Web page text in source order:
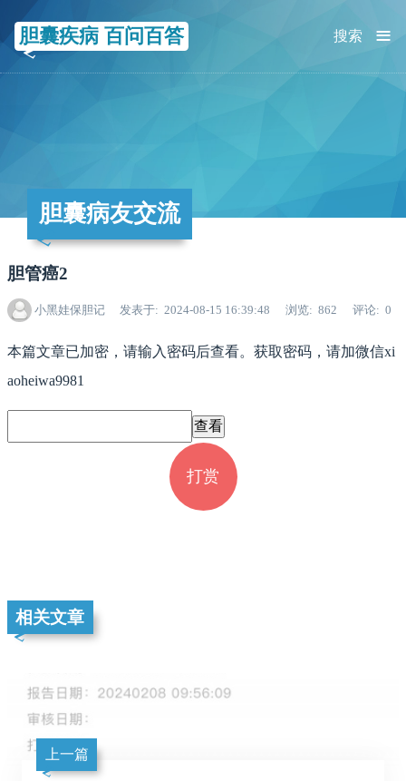
胆囊疾病 百问百答 ≡
搜索
胆囊病友交流
胆管癌2
小黑娃保胆记 发表于 2024-08-15 16:39:48 浏览 862 评论 0
本篇文章已加密，请输入密码后查看。获取密码，请加微信xi
aoheiwa9981
打赏
相关文章
上一篇